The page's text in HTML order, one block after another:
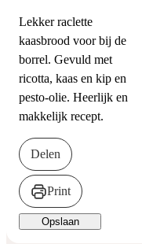
Lekker raclette
kaasbrood voor bij de
borrel. Gevuld met
ricotta, kaas en kip en
pesto-olie. Heerlijk en
makkelijk recept.
Delen
Print
Opslaan